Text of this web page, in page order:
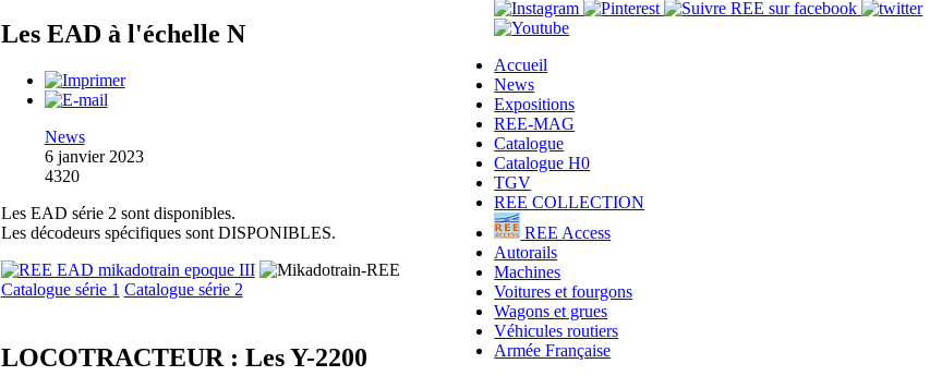
Les EAD à l'échelle N
News
6 janvier 2023
4320
Les EAD série 2 sont disponibles.
Les décodeurs spécifiques sont DISPONIBLES.
Catalogue série 1 Catalogue série 2
LOCOTRACTEUR : Les Y-2200
Accueil
News
Expositions
REE-MAG
Catalogue
Catalogue H0
TGV
REE COLLECTION
REE Access
Autorails
Machines
Voitures et fourgons
Wagons et grues
Véhicules routiers
Armée Française